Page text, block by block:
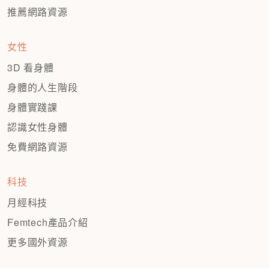
推薦網路資源
女性
3D 看身體
身體的人生階段
身體實踐課
認識女性身體
免費網路資源
科技
月經科技
Femtech產品介紹
更多國外資源